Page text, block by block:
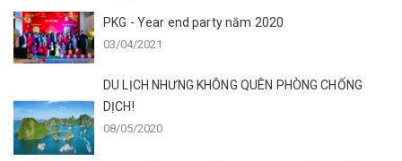
PKG - Year end party năm 2020
03/04/2021
DU LỊCH NHƯNG KHÔNG QUÊN PHÒNG CHỐNG
DỊCH!
08/05/2020